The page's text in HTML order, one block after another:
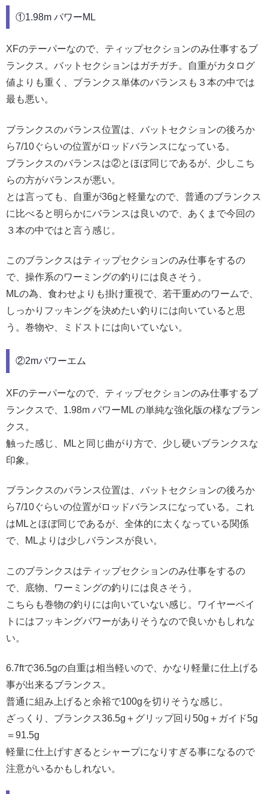
①1.98m パワーML
XFのテーパーなので、ティップセクションのみ仕事するブ
ランクス。バットセクションはガチガチ。自重がカタログ
値よりも重く、ブランクス単体のバランスも３本の中では
最も悪い。
ブランクスのバランス位置は、バットセクションの後ろか
ら7/10ぐらいの位置がロッドバランスになっている。
ブランクスのバランスは②とほぼ同じであるが、少しこち
らの方がバランスが悪い。
とは言っても、自重が36gと軽量なので、普通のブランクス
に比べると明らかにバランスは良いので、あくまで今回の
３本の中ではと言う感じ。
このブランクスはティップセクションのみ仕事をするの
で、操作系のワーミングの釣りには良さそう。
MLの為、食わせよりも掛け重視で、若干重めのワームで、
しっかりフッキングを決めたい釣りには向いていると思
う。巻物や、ミドストには向いていない。
②2mパワーエム
XFのテーパーなので、ティップセクションのみ仕事するブ
ランクスで、1.98m パワーML の単純な強化版の様なブラン
クス。
触った感じ、MLと同じ曲がり方で、少し硬いブランクスな
印象。
ブランクスのバランス位置は、バットセクションの後ろか
ら7/10ぐらいの位置がロッドバランスになっている。これ
はMLとほぼ同じであるが、全体的に太くなっている関係
で、MLよりは少しバランスが良い。
このブランクスはティップセクションのみ仕事をするの
で、底物、ワーミングの釣りには良さそう。
こちらも巻物の釣りには向いていない感じ。ワイヤーベイ
トにはフッキングパワーがありそうなので良いかもしれな
い。
6.7ftで36.5gの自重は相当軽いので、かなり軽量に仕上げる
事が出来るブランクス。
普通に組み上げると余裕で100gを切りそうな感じ。
ざっくり、ブランクス36.5g＋グリップ回り50g＋ガイド5g
＝91.5g
軽量に仕上げすぎるとシャープになりすぎる事になるので
注意がいるかもしれない。